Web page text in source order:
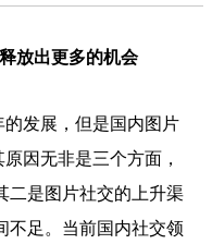
放出更多的机会
发展，但是国内图片
因无非是三个方面，
二是图片社交的上升渠
不足。当前国内社交领